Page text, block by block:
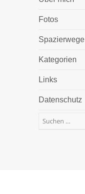
Fotos
Spazierwege
Kategorien
Links
Datenschutz
Suchen